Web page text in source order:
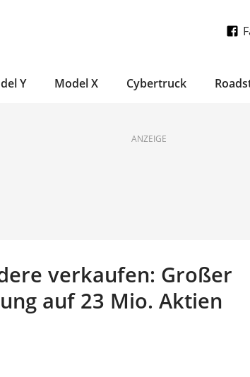
Y Model X Cybertruck
ANZEIGE
verkaufen: Großer
auf 23 Mio. Aktien